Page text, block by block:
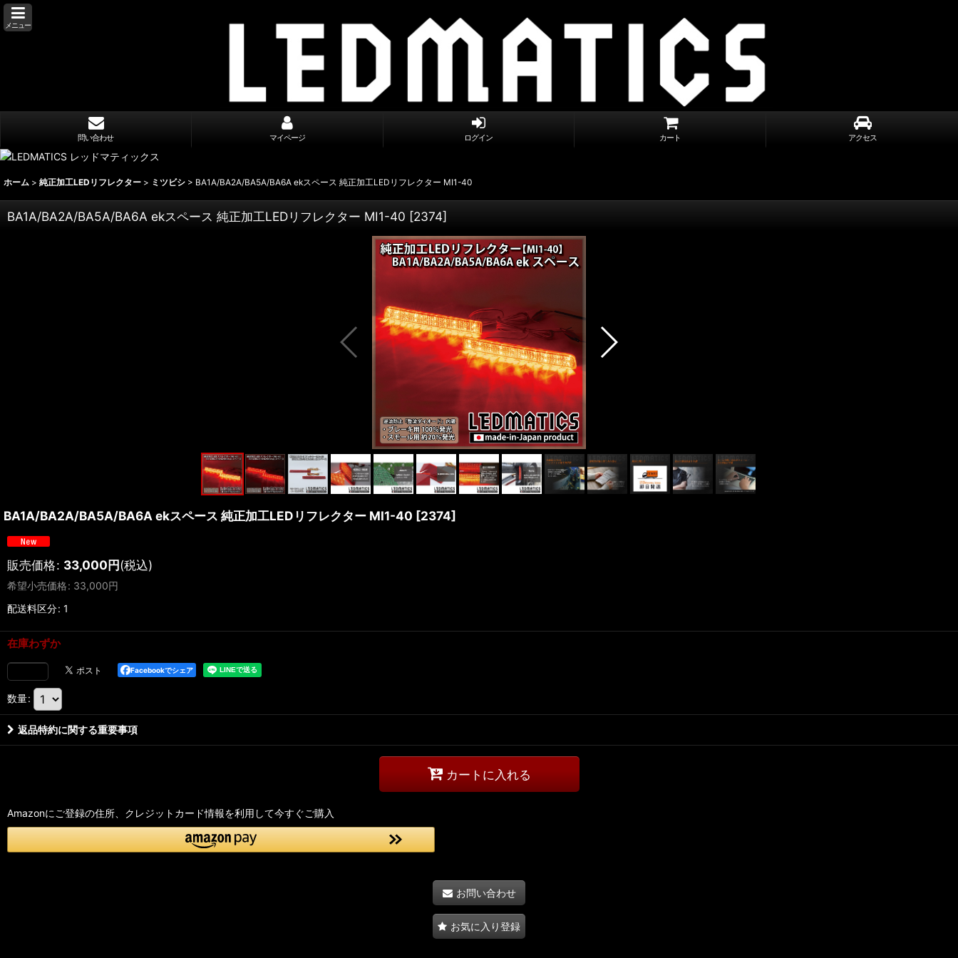
メニュー
問い合わせ マイページ ログイン カート アクセス
ホーム > 純正加工LEDリフレクター > ミツビシ > BA1A/BA2A/BA5A/BA6A ekスペース 純正加工LEDリフレクター MI1-40
BA1A/BA2A/BA5A/BA6A ekスペース 純正加工LEDリフレクター MI1-40 [2374]
BA1A/BA2A/BA5A/BA6A ekスペース 純正加工LEDリフレクター MI1-40 [2374]
販売価格: 33,000円(税込)
希望小売価格: 33,000円
配送料区分: 1
在庫わずか
Facebookでシェア
数量:
返品特約に関する重要事項
カートに入れる
Amazonにご登録の住所、クレジットカード情報を利用して今すぐご購入
お問い合わせ
お気に入り登録